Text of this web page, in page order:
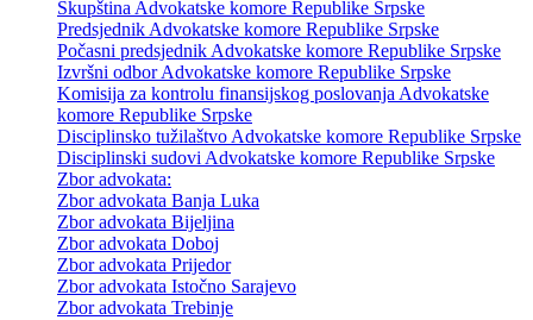
Skupština Advokatske komore Republike Srpske
Predsjednik Advokatske komore Republike Srpske
Počasni predsjednik Advokatske komore Republike Srpske
Izvršni odbor Advokatske komore Republike Srpske
Komisija za kontrolu finansijskog poslovanja Advokatske
komore Republike Srpske
Disciplinsko tužilaštvo Advokatske komore Republike Srpske
Disciplinski sudovi Advokatske komore Republike Srpske
Zbor advokata:
Zbor advokata Banja Luka
Zbor advokata Bijeljina
Zbor advokata Doboj
Zbor advokata Prijedor
Zbor advokata Istočno Sarajevo
Zbor advokata Trebinje